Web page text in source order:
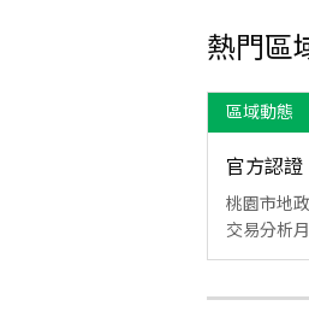
熱門區
區域動態
官方認
桃園市地
交易分析